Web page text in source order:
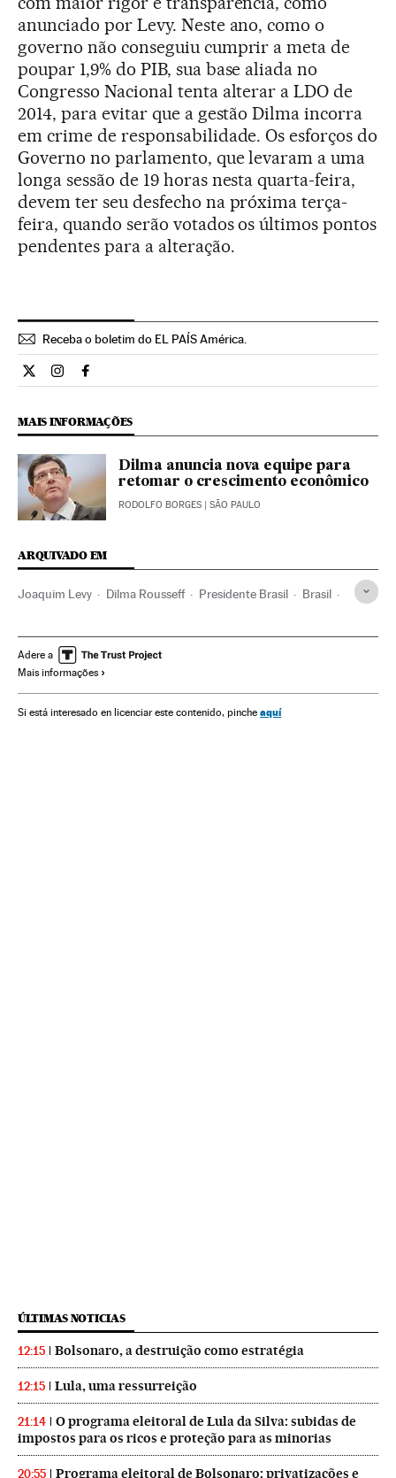
anunciado por Levy. Neste ano, como o
governo não conseguiu cumprir a meta de
poupar 1,9% do PIB, sua base aliada no
Congresso Nacional tenta alterar a LDO de
2014, para evitar que a gestão Dilma incorra
em crime de responsabilidade. Os esforços do
Governo no parlamento, que levaram a uma
longa sessão de 19 horas nesta quarta-feira,
devem ter seu desfecho na próxima terça-
feira, quando serão votados os últimos pontos
pendentes para a alteração.
Receba o boletim do EL PAÍS América.
Economia El País Brasil en Twitter
Economia El País Brasil en Instagram
Economia El País Brasil en Facebook
MAIS INFORMAÇÕES
Dilma anuncia nova equipe para
retomar o crescimento econômico
RODOLFO BORGES | SÃO PAULO
ARQUIVADO EM
Joaquim Levy Dilma Rousseff Presidente Brasil Brasil
Governo Brasil América
Administração Estado
Administração pública Partido dos Trabalhadores
Adere a
Mais informações
Si está interesado en licenciar este contenido, pinche aquí
ÚLTIMAS NOTICIAS
12:15 Bolsonaro, a destruição como estratégia
12:15 Lula, uma ressurreição
21:14
O programa eleitoral de Lula da Silva: subidas de
impostos para os ricos e proteção para as minorias
20:55
Programa eleitoral de Bolsonaro: privatizações e